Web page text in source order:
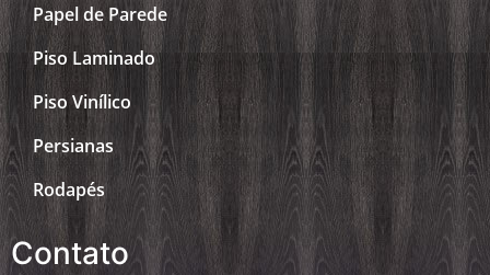
Papel de Parede
Piso Laminado
Piso Vinílico
Persianas
Rodapés
Contato